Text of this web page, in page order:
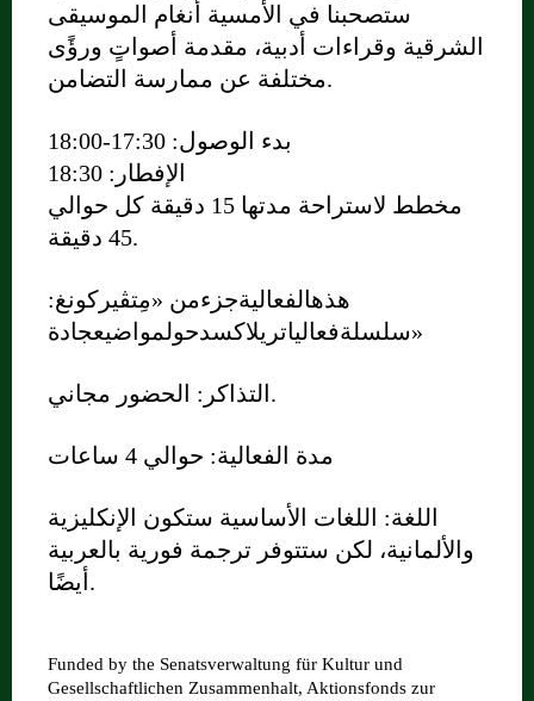
ستصحبنا في الأمسية أنغام الموسيقى
الشرقية وقراءات أدبية، مقدمة أصواتٍ ورؤًى
مختلفة عن ممارسة التضامن.
بدء الوصول: 17:30-18:00
الإفطار: 18:30
مخطط لاستراحة مدتها 15 دقيقة كل حوالي
45 دقيقة.
هذهالفعاليةجزءمن «مِتڤيركونغ:
سلسلةفعالياتريلاكسدحولمواضيعجادة»
التذاكر: الحضور مجاني.
مدة الفعالية: حوالي 4 ساعات
اللغة: اللغات الأساسية ستكون الإنكليزية
والألمانية، لكن ستتوفر ترجمة فورية بالعربية
أيضًا.
Funded by the Senatsverwaltung für Kultur und
Gesellschaftlichen Zusammenhalt, Aktionsfonds zur